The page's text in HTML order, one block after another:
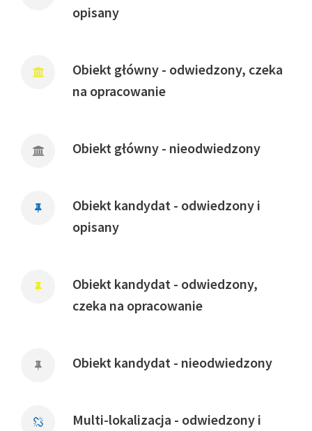
opisany
Obiekt główny - odwiedzony, czeka
na opracowanie
Obiekt główny - nieodwiedzony
Obiekt kandydat - odwiedzony i
opisany
Obiekt kandydat - odwiedzony,
czeka na opracowanie
Obiekt kandydat - nieodwiedzony
Multi-lokalizacja - odwiedzony i